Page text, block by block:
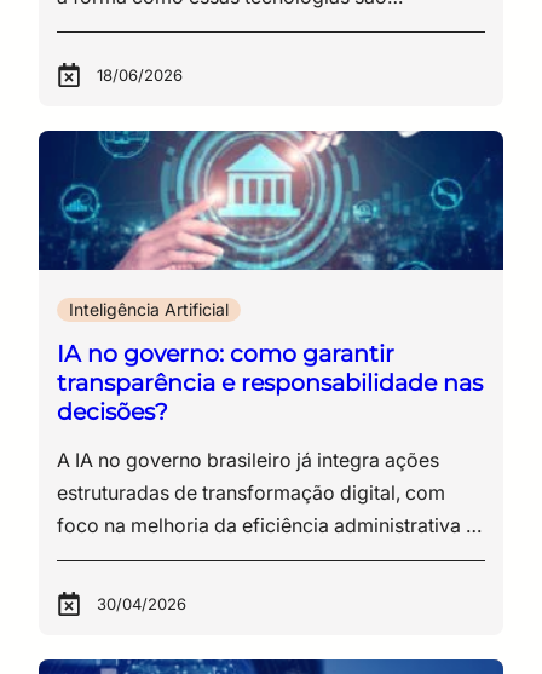
18/06/2026
Inteligência Artificial
IA no governo: como garantir
transparência e responsabilidade nas
decisões?
A IA no governo brasileiro já integra ações estruturadas de transformação digital, com foco na melhoria da eficiência administrativa e na qualificação dos serviços públicos. O Plano Brasileiro de Inteligência Artificial (PBIA 2024–2028), por exemplo, estabelece diretrizes para o uso estratégico dessa tecnologia, com previsão de investimentos relevantes e aplicação em áreas como automação de serviços públicos, análise de dados e apoio à tomada de decisões automatizadas no setor público. De acordo com o próprio governo federal, o avanço tecnológico demanda um serviço público mais ágil, eficiente e orientado por dados. Iniciativas como o Núcleo de Inteligência Artificial reforçam esse movimento ao promover capacitação técnica e incentivar o uso responsável de soluções baseadas em IA na administração pública. Esse progresso amplia a operacionalidade do Estado, sobretudo na análise de grandes volumes de dados e na personalização de políticas públicas. Ao mesmo tempo, introduz um novo nível de complexidade na gestão, especialmente no que diz respeito ao uso de dados governamentais, à confiabilidade dos modelos e à responsabilização por decisões mediadas por algoritmos. A incorporação de sistemas preditivos e modelos de aprendizado de máquina desloca o eixo da gestão pública da execução simples de políticas para a compreensão de como decisões são estruturadas, quais critérios orientam os algoritmos e de que forma essas decisões podem ser auditadas, explicadas e contestadas. Para os gestores públicos, então, a questão central envolve a implementação de IA no governo com capacidade de gerar eficiência operacional sem comprometer a transparência, a equidade e a responsabilidade institucional. Este conteúdo parte dessa premissa para analisar os impactos da IA no governo, os riscos associados às decisões automatizadas no setor público e os mecanismos de governança necessários para garantir a explicabilidade de algoritmos, a mitigação de vieses algorítmicos e a responsabilidade digital no setor público. Como a IA no governo remodela a tomada de decisão na administração pública? A incorporação de sistemas baseados em aprendizado de máquina altera a dinâmica tradicional de tomada de decisão no setor público. Em vez de depender exclusivamente de análises manuais, os gestores passam a contar com modelos capazes de classificar, prever e priorizar informações em tempo reduzido. Esse apoio automatizado é particularmente relevante em áreas com alto volume de dados, como assistência social, saúde, fiscalização tributária e gestão de benefícios. Nesse contexto, a IA permite identificar padrões de comportamento, inconsistências cadastrais e tendências de demanda que dificilmente seriam percebidos apenas pela análise humana. Com isso, a tomada de decisão ocorre em um ambiente híbrido, no qual relatórios estatísticos, recomendações algorítmicas e avaliação técnica humana coexistem. Iniciativas práticas de IA no governo brasileiro 1. Projeto Inspire O Projeto Inspire (Inteligência Artificial no Serviço Público com Inovação, Responsabilidade e Ética) propõe o uso de IA para integrar bases como CadÚnico, saúde e educação, com o objetivo de viabilizar serviços públicos mais personalizados. Com investimento previsto de R$ 390 milhões, a iniciativa inclui o desenvolvimento de infraestrutura dedicada, o uso de modelos de IA para a interoperabilidade de dados e a criação de um ambiente centralizado de aplicações. Entre os principais desdobramentos, destacam-se: A proposta evidencia o uso de IA no governo como instrumento de aumento de eficiência, com forte dependência de integração e qualidade de dados. 2. Guia de IA generativa O Guia de Inteligência Artificial Generativa no Serviço Público, desenvolvido pela Secretaria de Governo Digital, em conjunto com o Serpro, tem como objetivo orientar o uso dessa tecnologia por servidores públicos. O material apresenta diretrizes práticas para: A iniciativa reforça a necessidade de padronização e qualificação no uso de IA no governo, especialmente em ferramentas com alto potencial de impacto. 3. Núcleo de Inteligência Artificial O Núcleo de Inteligência Artificial do Governo Federal atua como estrutura de articulação entre diferentes órgãos, incluindo MCTI, MGI, ENAP, Serpro e Dataprev. Sua atuação envolve desde a coordenação de iniciativas estratégicas em IA até o desenvolvimento de diretrizes para uso responsável da tecnologia, promoção da transformação digital no governo e capacitação técnica de servidores públicos. A centralidade da capacitação nesse modelo evidencia um ponto crítico: a sustentabilidade do uso de IA no governo depende da capacidade institucional de compreender, operar e supervisionar essa tecnologia. 4. PBIA O Plano Brasileiro de Inteligência Artificial consolida a IA como política pública estruturante, organizada em eixos que incluem infraestrutura, formação, aplicação em serviços públicos e governança. Entre os direcionamentos, destacam-se: A previsão de iniciativas como um centro voltado para a transparência algorítmica reforça a preocupação com a explicabilidade e o controle diante de decisões automatizadas no setor público. A análise conjunta dessas iniciativas revela um padrão consistente – a IA no governo já está integrada à agenda operacional do setor público, com impactos diretos na forma como os serviços são prestados e as decisões são tomadas. Esse cenário amplia a necessidade de se elaborarem estruturas de governança capazes de garantir o controle e a transparência do uso da IA, bem como a responsabilização por ela. Ou seja, há a ampliação da capacidade operacional do Estado, ao mesmo tempo que aumenta a exigência de que os gestores compreendam não apenas os resultados apresentados pelos sistemas, mas também os critérios que orientaram sua geração. Ganhos operacionais e riscos estruturais no uso de IA pelo governo A aplicação de IA na administração pública também está associada a ganhos mensuráveis de eficiência. Simultaneamente, os mesmos mecanismos que ampliam a escala e a velocidade das decisões podem potencializar erros, distorções e vieses presentes nos dados utilizados para treinar os modelos. Principais benefícios e riscos associados Benefícios mais recorrentes Riscos que exigem atenção institucional Redução de tempo na análise de processos administrativos Reprodução de vieses históricos presentes em bases de dados governamentais Identificação automatizada de inconsistências e fraudes Dificuldade de explicar decisões geradas por modelos complexos Priorização de atendimentos com base em critérios objetivos Dependência tecnológica de fornecedores externos Apoio à formulação de políticas públicas baseadas em dados Possibilidade de falhas sistêmicas com impacto em larga escala A coexistência desses fatores exige que a adoção da IA seja acompanhada por mecanismos formais de controle, documentação e validação contínua dos sistemas utilizados, tópico que abordamos abaixo. Explicabilidade, auditoria e responsabilidade em decisões automatizadas Em ambientes governamentais, as decisões administrativas precisam ser justificáveis e passíveis de revisão por órgãos de controle e pela própria sociedade. A utilização de modelos algorítmicos sem mecanismos de explicação compromete essa exigência, pois dificulta a compreensão de como determinado resultado foi produzido. A explicabilidade de algoritmos envolve a capacidade de rastrear quais variáveis influenciaram uma decisão e de traduzir esse processo em linguagem compreensível para diferentes públicos, incluindo gestores, auditores e cidadãos. Essa transparência é essencial para garantir a legitimidade das decisões automatizadas e para viabilizar a correção de eventuais erros. Elementos que devem compor a rastreabilidade de decisões automatizadas Elemento Finalidade Registro das bases de dados utilizadas Permitir auditoria da origem das informações Documentação do modelo algorítmico Viabilizar análise técnica realizada por equipes internas e órgãos de controle Histórico de versões e atualizações Identificar alterações que possam ter afetado os resultados Registro de decisões humanas associadas Garantir a responsabilidade administrativa e jurídica A ausência desses registros dificulta a reconstrução do processo decisório e fragiliza a capacidade institucional de responder a questionamentos formais. Diretrizes regulatórias e instrumentos de avaliação ética no Brasil A expansão da IA no governo brasileiro ocorre em paralelo ao desenvolvimento de instrumentos de governança e avaliação de risco. O próprio PBIA prevê a necessidade de estruturas que orientem o uso responsável dessas tecnologias e incentivem a adoção de padrões de transparência e segurança. Entre esses instrumentos, destaca-se o Framework de Autoavaliação de Impacto Ético em Inteligência Artificial, que auxilia os órgãos públicos a identificar os riscos associados à implantação de sistemas automatizados, avaliar os impactos potenciais sobre direitos fundamentais e definir as medidas de mitigação antes da entrada em operação. A adoção desses mecanismos contribui para alinhar projetos de IA às exigências da Lei Geral de Proteção de Dados (LGPD), às normas de controle interno e às expectativas de transparência por parte da sociedade. O papel da governança e da capacitação técnica na sustentabilidade desses projetos A efetividade do uso de IA no governo, portanto, depende menos da tecnologia em si e mais da capacidade institucional para administrá-la de forma segura e transparente. Projetos baseados em algoritmos exigem competências que vão além da operação de sistemas, incluindo a governança de dados, a avaliação de risco, a interpretação de modelos estatísticos e o conhecimento das implicações jurídicas das decisões automatizadas. Sem essa base técnica, os gestores enfrentam dificuldades para avaliar as propostas de fornecedores, definir os critérios de contratação, interpretar os resultados gerados por modelos e implementar o controle adequado do funcionamento d
30/04/2026